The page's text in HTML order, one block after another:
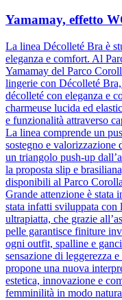
Yamamay, effetto
La linea Décolleté Bra è
eleganza e comfort. Al
Yamamay del Parco
lingerie con Décolleté
décolleté con eleganza e
charmeuse lucida ed
e funzionalità attraverso
La linea comprende un
sostegno e valorizzazione
un triangolo push-up
la proposta slip e
disponibili al Parco
Grande attenzione è stata
stata infatti sviluppata
ultrapiatta, che grazie
pelle garantisce finiture
ogni outfit, spalline e
sensazione di leggerezza
propone una nuova
estetica, innovazione e
femminilità in modo